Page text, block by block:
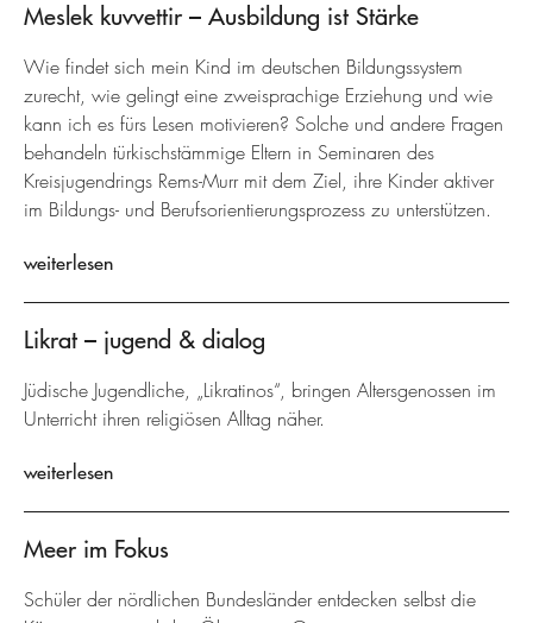
Meslek kuvvettir – Ausbildung ist Stärke
Wie findet sich mein Kind im deutschen Bildungssystem
zurecht, wie gelingt eine zweisprachige Erziehung und wie
kann ich es fürs Lesen motivieren? Solche und andere Fragen
behandeln türkischstämmige Eltern in Seminaren des
Kreisjugendrings Rems-Murr mit dem Ziel, ihre Kinder aktiver
im Bildungs- und Berufsorientierungsprozess zu unterstützen.
weiterlesen
Likrat – jugend & dialog
Jüdische Jugendliche, „Likratinos“, bringen Altersgenossen im
Unterricht ihren religiösen Alltag näher.
weiterlesen
Meer im Fokus
Schüler der nördlichen Bundesländer entdecken selbst die